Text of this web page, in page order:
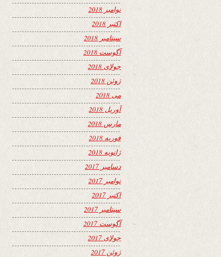
نوامبر 2018
اکتبر 2018
سپتامبر 2018
آگوست 2018
جولای 2018
ژوئن 2018
می 2018
آوریل 2018
مارس 2018
فوریه 2018
ژانویه 2018
دسامبر 2017
نوامبر 2017
اکتبر 2017
سپتامبر 2017
آگوست 2017
جولای 2017
ژوئن 2017